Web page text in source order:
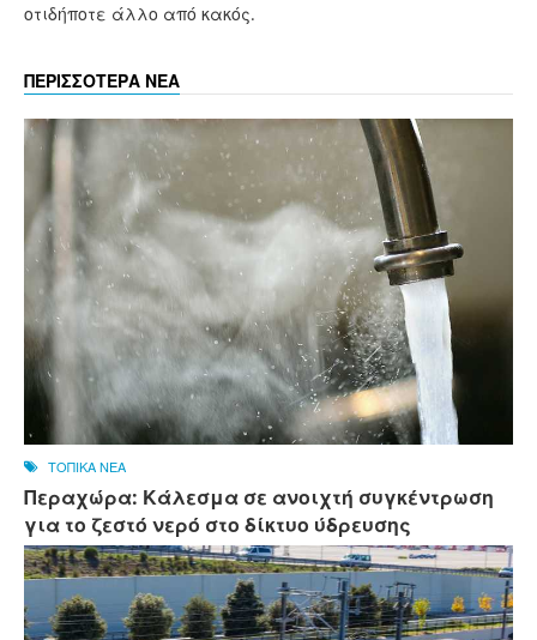
οτιδήποτε άλλο από κακός.
ΠΕΡΙΣΣΟΤΕΡΑ ΝΕΑ
ΤΟΠΙΚΑ ΝΕΑ
Περαχώρα: Κάλεσμα σε ανοιχτή συγκέντρωση
για το ζεστό νερό στο δίκτυο ύδρευσης